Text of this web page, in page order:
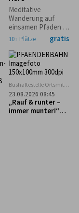
Meditative
Wanderung auf
einsamen Pfaden im
Waldseegebiet
Lindenberg mit
Christine Wagner.
10+ Plätze gratis
Bushaltestelle Ortsmitte
Scheidegg
23.08.2026 08:45
„Rauf & runter –
immer munter!“